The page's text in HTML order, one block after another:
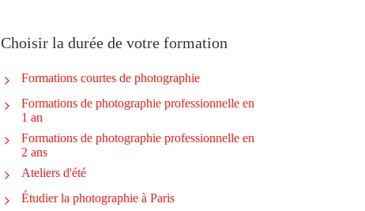
Choisir la durée de votre formation
Formations courtes de photographie
Formations de photographie professionnelle en
1 an
Formations de photographie professionnelle en
2 ans
Ateliers d'été
Étudier la photographie à Paris